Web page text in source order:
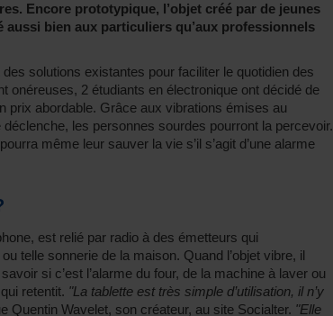
Encore prototypique, l’objet créé par de jeunes
aussi bien aux particuliers qu’aux professionnels
solutions existantes pour faciliter le quotidien des
onéreuses, 2 étudiants en électronique ont décidé de
prix abordable. Grâce aux vibrations émises au
les personnes sourdes pourront la percevoir.
même leur sauver la vie s’il s’agit d’une alarme
est relié par radio à des émetteurs qui
telle sonnerie de la maison. Quand l’objet vibre, il
si c’est l’alarme du four, de la machine à laver ou
retentit. "La tablette est très simple d’utilisation, il n’y
Quentin Wavelet, son créateur, au site Socialter. "Elle